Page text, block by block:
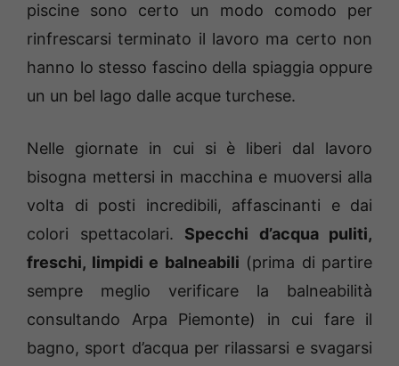
piscine sono certo un modo comodo per
rinfrescarsi terminato il lavoro ma certo non
hanno lo stesso fascino della spiaggia oppure
un un bel lago dalle acque turchese.
Nelle giornate in cui si è liberi dal lavoro
bisogna mettersi in macchina e muoversi alla
volta di posti incredibili, affascinanti e dai
colori spettacolari. Specchi d’acqua puliti,
freschi, limpidi e balneabili (prima di partire
sempre meglio verificare la balneabilità
consultando Arpa Piemonte) in cui fare il
bagno, sport d’acqua per rilassarsi e svagarsi